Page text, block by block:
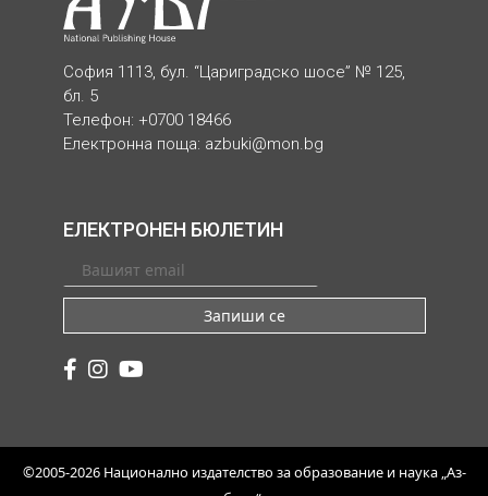
София 1113, бул. “Цариградско шосе” № 125,
бл. 5
Телефон: +0700 18466
Електронна поща: azbuki@mon.bg
ЕЛЕКТРОНЕН БЮЛЕТИН
Запиши се
©2005-2026 Национално издателство за образование и наука „Аз-